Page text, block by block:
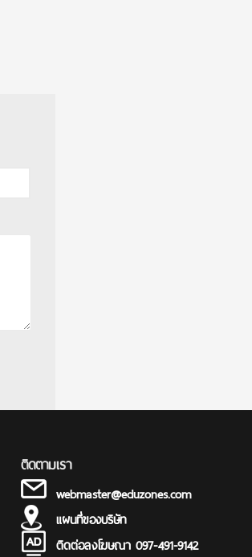
ติดตามเรา
webmaster@eduzones.com
แผนที่ของบริษัท
ติดต่อลงโฆษณา 097-491-9142